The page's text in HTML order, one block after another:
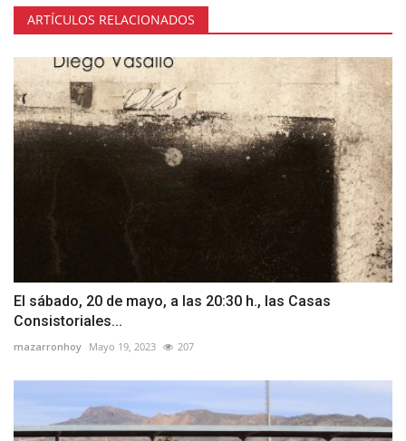
ARTÍCULOS RELACIONADOS
El sábado, 20 de mayo, a las 20:30 h., las Casas
Consistoriales...
mazarronhoy Mayo 19, 2023 207